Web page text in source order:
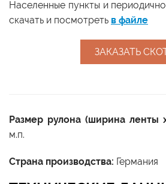
Населенные пункты и
скачать и посмотреть в файле
ЗАКАЗАТЬ
Размер рулона (ширина ленты
м.п.
Страна производства: Германия